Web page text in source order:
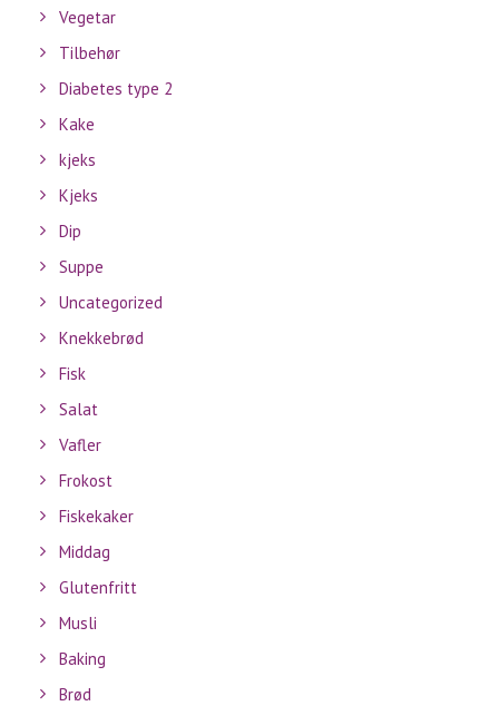
Vegetar
Tilbehør
Diabetes type 2
Kake
kjeks
Kjeks
Dip
Suppe
Uncategorized
Knekkebrød
Fisk
Salat
Vafler
Frokost
Fiskekaker
Middag
Glutenfritt
Musli
Baking
Brød